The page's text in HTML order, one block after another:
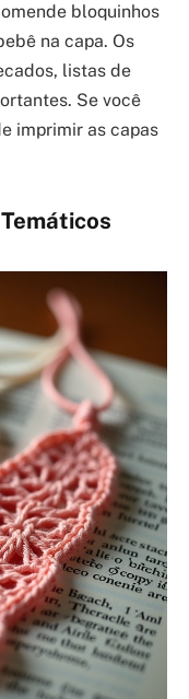
bloquinhos
na capa. Os
listas de
Se você
imprimir as capas